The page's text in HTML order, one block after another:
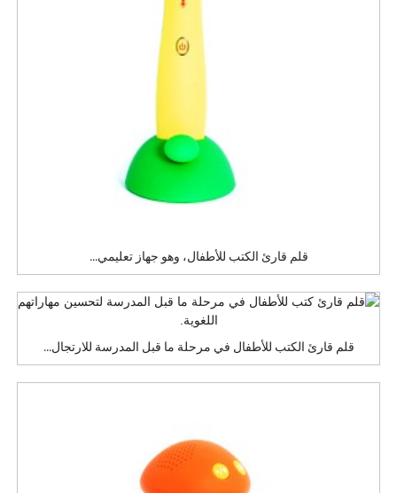
قلم قارئ الكتب للأطفال، وهو جهاز تعليمي...
قلم قارئ الكتب للأطفال في مرحلة ما قبل المدرسة للارتجال...